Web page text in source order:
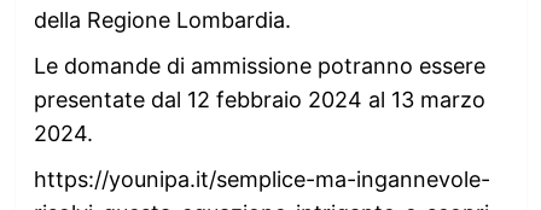
della Regione Lombardia.
Le domande di ammissione potranno essere
presentate dal 12 febbraio 2024 al 13 marzo
2024.
https://younipa.it/semplice-ma-ingannevole-